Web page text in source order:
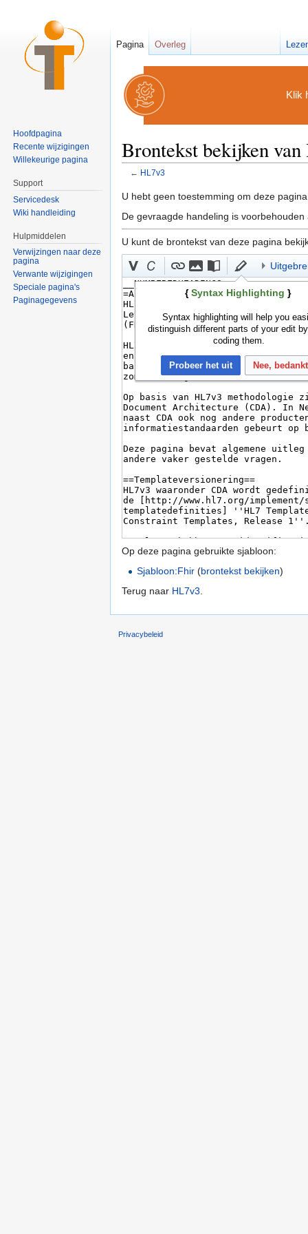
Klik
Brontekst bekijken
← HL7v3
U hebt geen toestemming om deze
De gevraagde handeling is
U kunt de brontekst van deze pagina
Op deze pagina gebruikte sjabloon:
Sjabloon:Fhir (brontekst bekijken)
Terug naar HL7v3
Pagina Overleg
Hoofdpagina
Recente wijzigingen
Willekeurige pagina
Support
Servicedesk
Wiki handleiding
Hulpmiddelen
Verwijzingen naar deze
pagina
Verwante wijzigingen
Speciale pagina's
Paginagegevens
Privacybeleid
{Syntax Highlighting }
Syntax highlighting will help you
distinguish different parts of your edit
coding them.
Probeer het uit Nee, bedankt